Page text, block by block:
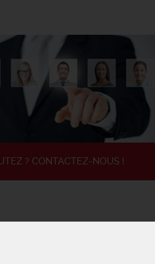
? CONTACTEZ-NOUS !